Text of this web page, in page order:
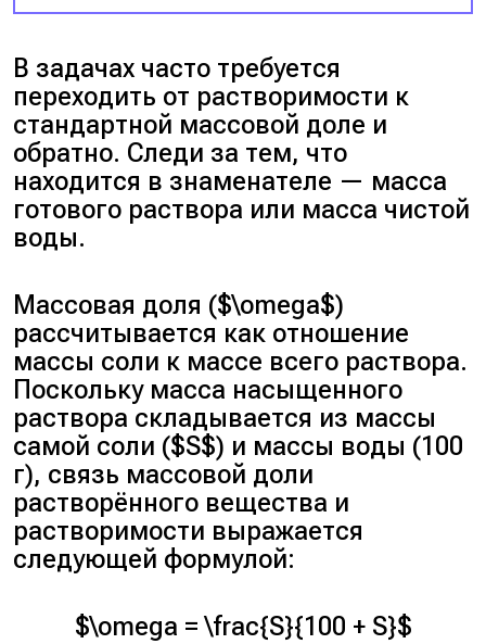
В задачах часто требуется
переходить от растворимости к
стандартной массовой доле и
обратно. Следи за тем, что
находится в знаменателе — масса
готового раствора или масса чистой
воды.
Массовая доля ($\omega$)
рассчитывается как отношение
массы соли к массе всего раствора.
Поскольку масса насыщенного
раствора складывается из массы
самой соли ($S$) и массы воды (100
г), связь массовой доли
растворённого вещества и
растворимости выражается
следующей формулой:
$\omega = \frac{S}{100 + S}$